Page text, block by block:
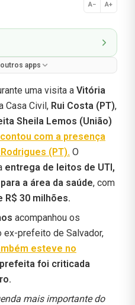
A− A+
Normal
apps
uma visita a Vitória
Casa Civil, Rui Costa (PT),
Sheila Lemos (União)
contou com a presença
(PT). O
entrega de leitos de UTI,
a área da saúde, com
R$ 30 milhões.
acompanhou os
prefeito de Salvador,
esteve no
foi criticada
mais importante do